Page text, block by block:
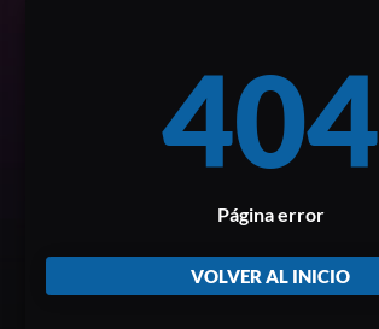
404
Página error
VOLVER AL INICIO